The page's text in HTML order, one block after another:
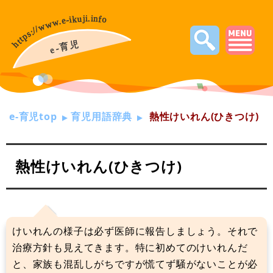
e-育児top 育児用語辞典 熱性けいれん(ひきつけ)
熱性けいれん(ひきつけ)
けいれんの様子は必ず医師に報告しましょう。それで
治療方針も見えてきます。特に初めてのけいれんだ
と、家族も混乱しがちですが慌てず騒がないことが必